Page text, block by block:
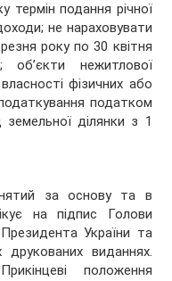
подання річної
не нараховувати
року по 30 квітня
нежитлової
фізичних або
податком
земельної ділянки з 1
за основу та в
на підпис Голови
України та
друкованих виданнях.
положення